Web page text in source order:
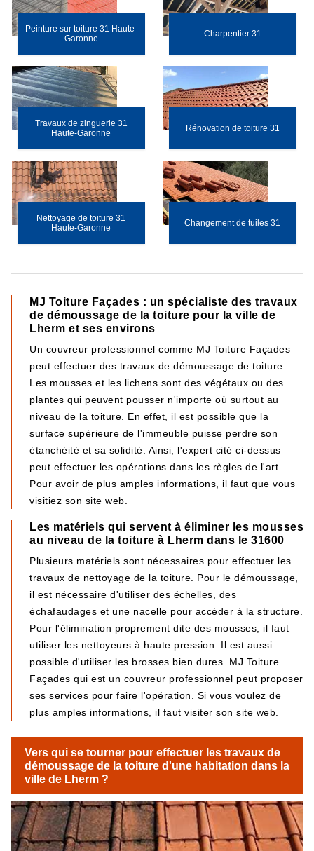
Peinture sur toiture 31 Haute-
Garonne
Charpentier 31
Travaux de zinguerie 31
Haute-Garonne
Rénovation de toiture 31
Nettoyage de toiture 31
Haute-Garonne
Changement de tuiles 31
MJ Toiture Façades : un spécialiste des travaux
de démoussage de la toiture pour la ville de
Lherm et ses environs
Un couvreur professionnel comme MJ Toiture Façades
peut effectuer des travaux de démoussage de toiture.
Les mousses et les lichens sont des végétaux ou des
plantes qui peuvent pousser n'importe où surtout au
niveau de la toiture. En effet, il est possible que la
surface supérieure de l'immeuble puisse perdre son
étanchéité et sa solidité. Ainsi, l'expert cité ci-dessus
peut effectuer les opérations dans les règles de l'art.
Pour avoir de plus amples informations, il faut que vous
visitiez son site web.
Les matériels qui servent à éliminer les mousses
au niveau de la toiture à Lherm dans le 31600
Plusieurs matériels sont nécessaires pour effectuer les
travaux de nettoyage de la toiture. Pour le démoussage,
il est nécessaire d'utiliser des échelles, des
échafaudages et une nacelle pour accéder à la structure.
Pour l'élimination proprement dite des mousses, il faut
utiliser les nettoyeurs à haute pression. Il est aussi
possible d'utiliser les brosses bien dures. MJ Toiture
Façades qui est un couvreur professionnel peut proposer
ses services pour faire l'opération. Si vous voulez de
plus amples informations, il faut visiter son site web.
Vers qui se tourner pour effectuer les travaux de
démoussage de la toiture d'une habitation dans la
ville de Lherm ?